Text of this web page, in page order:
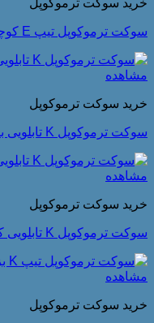
خرید سوکت ترموکوپل
سوکت ترموکوپل تیپ E کوچک
مشاهده
خرید سوکت ترموکوپل
سوکت ترموکوپل K تابلویی بزرگ
مشاهده
خرید سوکت ترموکوپل
سوکت ترموکوپل K تابلویی کوچک
مشاهده
خرید سوکت ترموکوپل